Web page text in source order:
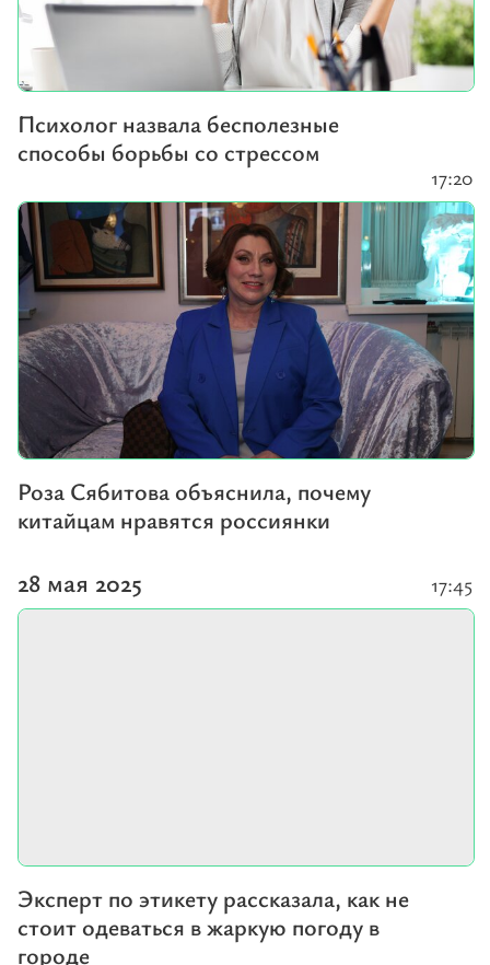
Психолог назвала бесполезные
способы борьбы со стрессом
Роза Сябитова объяснила, почему
китайцам нравятся россиянки
17:20
28 мая 2025
Эксперт по этикету рассказала, как не
стоит одеваться в жаркую погоду в
городе
17:45